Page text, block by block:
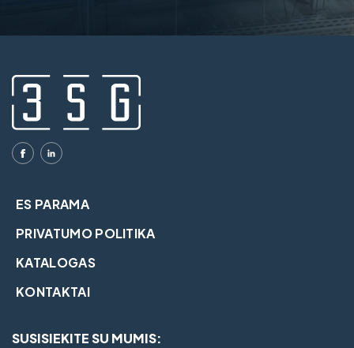
ES PARAMA
PRIVATUMO POLITIKA
KATALOGAS
KONTAKTAI
SUSISIEKITE SU MUMIS: